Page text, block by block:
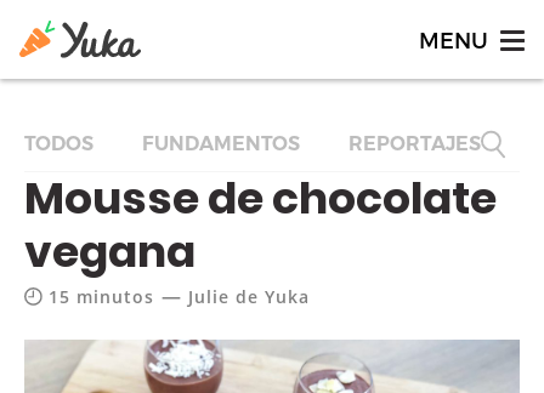
TODOS FUNDAMENTOS REPORTAJES
Mousse de chocolate
vegana
15 minutos — Julie de Yuka